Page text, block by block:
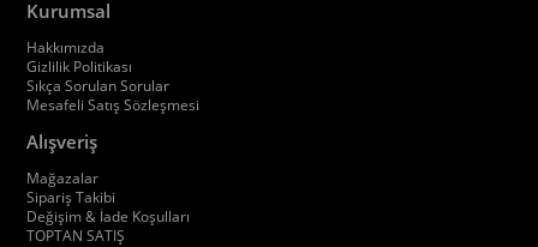
Kurumsal
Hakkımızda
Gizlilik Politikası
Sıkça Sorulan Sorular
Mesafeli Satış Sözleşmesi
Alışveriş
Mağazalar
Sipariş Takibi
Değişim & İade Koşulları
TOPTAN SATIŞ